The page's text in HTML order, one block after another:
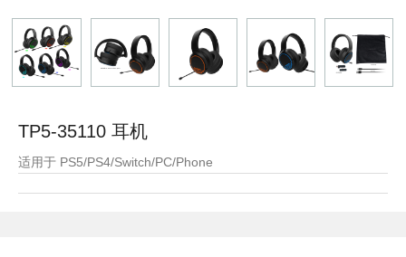
TP5-35110 耳机
适用于 PS5/PS4/Switch/PC/Phone